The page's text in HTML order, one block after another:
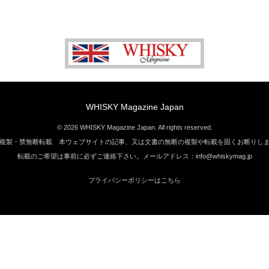
WHISKY Magazine Japan
© 2026 WHISKY Magazine Japan. All rights reserved.
製・禁無断転載 本ウェブサイトの記事、又は文書の無断の複製や転載を固くお断りし
転載のご希望は事前に必ずご連絡下さい。メールアドレス：info@whiskymag.jp
プライバシーポリシーはこちら